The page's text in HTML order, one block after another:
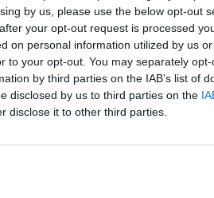
by us, please use the below opt-out
your opt-out request is processed
on personal information utilized by us
to your opt-out. You may separately
by third parties on the IAB’s list of
disclosed by us to third parties on the
disclose it to other third parties.
felújítást igénylő ingatlanok
lakosság körében,
– derül ki a CIB Bank